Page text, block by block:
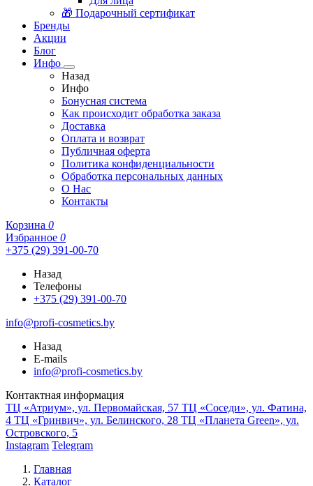
🎁 Подарочный сертификат
Бренды
Акции
Блог
Инфо
Назад
Инфо
Бонусная система
Как происходит обработка заказа
Доставка
Оплата и возврат
Публичная оферта
Политика конфиденциальности
Обработка персональных данных
О Нас
Контакты
Корзина 0
Избранное 0
+375 (29) 391-00-70
Назад
Телефоны
+375 (29) 391-00-70
info@profi-cosmetics.by
Назад
E-mails
info@profi-cosmetics.by
Контактная информация
ТЦ «Атриум», ул. Первомайская, 57 ТЦ «Соседи», ул. Фатина,
4 ТЦ «Гринвич», ул. Белинского, 28 ТЦ «Планета Green», ул.
Островского, 5
Instagram Telegram
Главная
Каталог